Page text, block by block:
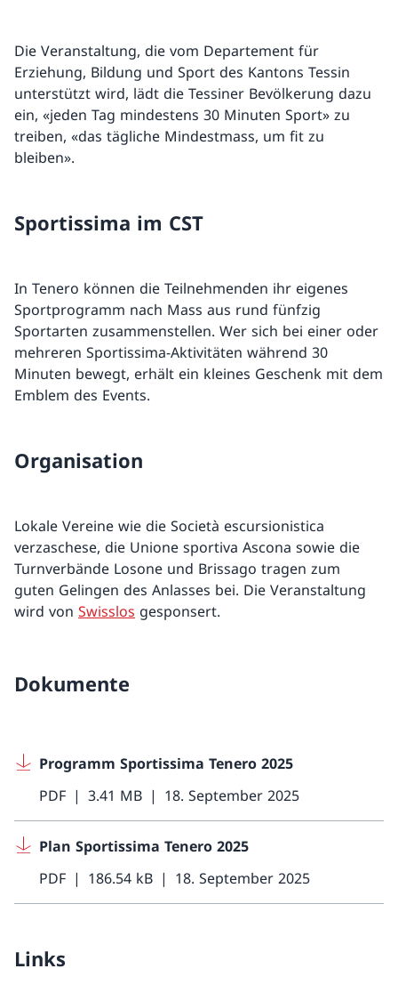
Die Veranstaltung, die vom Departement für
Erziehung, Bildung und Sport des Kantons Tessin
unterstützt wird, lädt die Tessiner Bevölkerung dazu
ein, «jeden Tag mindestens 30 Minuten Sport» zu
treiben, «das tägliche Mindestmass, um fit zu
bleiben».
Sportissima im CST
In Tenero können die Teilnehmenden ihr eigenes
Sportprogramm nach Mass aus rund fünfzig
Sportarten zusammenstellen. Wer sich bei einer oder
mehreren Sportissima-Aktivitäten während 30
Minuten bewegt, erhält ein kleines Geschenk mit dem
Emblem des Events.
Organisation
Lokale Vereine wie die Società escursionistica
verzaschese, die Unione sportiva Ascona sowie die
Turnverbände Losone und Brissago tragen zum
guten Gelingen des Anlasses bei. Die Veranstaltung
wird von Swisslos gesponsert.
Dokumente
Programm Sportissima Tenero 2025
PDF
3.41 MB 18. September 2025
Plan Sportissima Tenero 2025
PDF
186.54 kB 18. September 2025
Links